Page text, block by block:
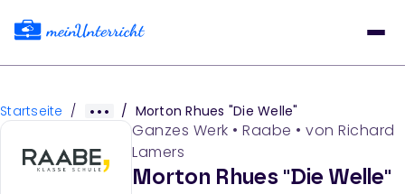
Startseite / / Morton Rhues "Die Welle"
Ganzes Werk • Raabe • von Richard
Lamers
Morton Rhues "Die Welle"